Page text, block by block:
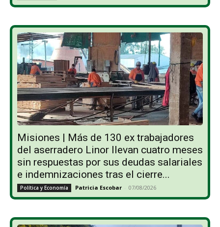
Misiones | Más de 130 ex trabajadores
del aserradero Linor llevan cuatro meses
sin respuestas por sus deudas salariales
e indemnizaciones tras el cierre...
Política y Economía Patricia Escobar - 07/08/2026